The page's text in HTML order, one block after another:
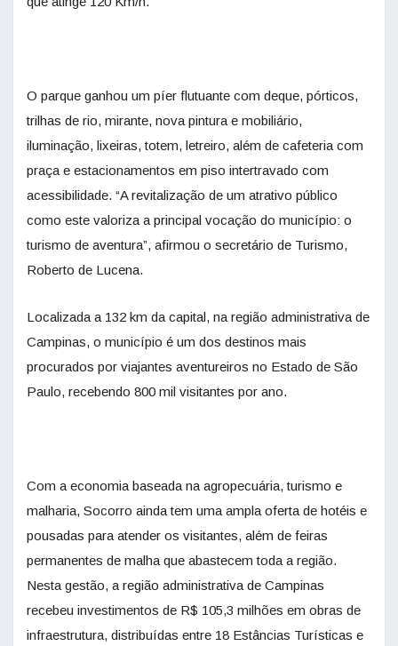
O parque ganhou um píer flutuante com deque, pórticos,
trilhas de rio, mirante, nova pintura e mobiliário,
iluminação, lixeiras, totem, letreiro, além de cafeteria com
praça e estacionamentos em piso intertravado com
acessibilidade. “A revitalização de um atrativo público
como este valoriza a principal vocação do município: o
turismo de aventura”, afirmou o secretário de Turismo,
Roberto de Lucena.
Localizada a 132 km da capital, na região administrativa de
Campinas, o município é um dos destinos mais
procurados por viajantes aventureiros no Estado de São
Paulo, recebendo 800 mil visitantes por ano.
Com a economia baseada na agropecuária, turismo e
malharia, Socorro ainda tem uma ampla oferta de hotéis e
pousadas para atender os visitantes, além de feiras
permanentes de malha que abastecem toda a região.
Nesta gestão, a região administrativa de Campinas
recebeu investimentos de R$ 105,3 milhões em obras de
infraestrutura, distribuídas entre 18 Estâncias Turísticas e